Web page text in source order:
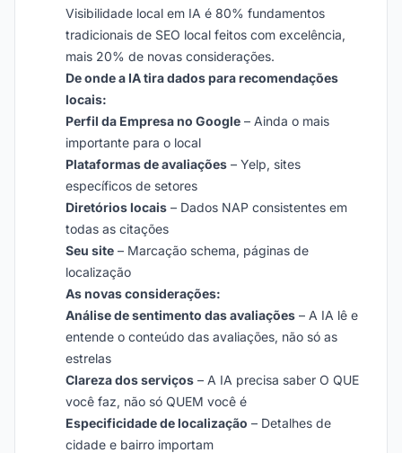
Visibilidade local em IA é 80% fundamentos
tradicionais de SEO local feitos com excelência,
mais 20% de novas considerações.
De onde a IA tira dados para recomendações
locais:
Perfil da Empresa no Google – Ainda o mais
importante para o local
Plataformas de avaliações – Yelp, sites
específicos de setores
Diretórios locais – Dados NAP consistentes em
todas as citações
Seu site – Marcação schema, páginas de
localização
As novas considerações:
Análise de sentimento das avaliações – A IA lê e
entende o conteúdo das avaliações, não só as
estrelas
Clareza dos serviços – A IA precisa saber O QUE
você faz, não só QUEM você é
Especificidade de localização – Detalhes de
cidade e bairro importam